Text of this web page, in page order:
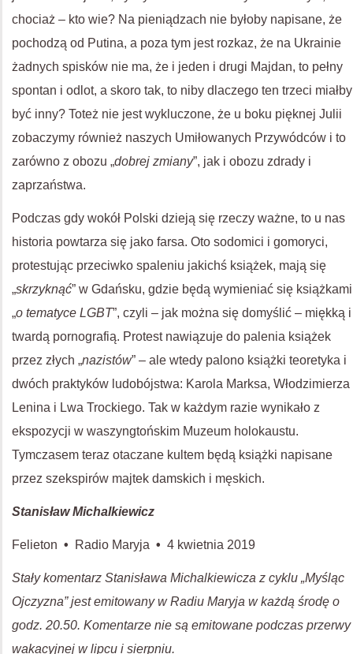
chociaż – kto wie? Na pieniądzach nie byłoby napisane, że
pochodzą od Putina, a poza tym jest rozkaz, że na Ukrainie
żadnych spisków nie ma, że i jeden i drugi Majdan, to pełny
spontan i odlot, a skoro tak, to niby dlaczego ten trzeci miałby
być inny? Toteż nie jest wykluczone, że u boku pięknej Julii
zobaczymy również naszych Umiłowanych Przywódców i to
zarówno z obozu „dobrej zmiany”, jak i obozu zdrady i
zaprzaństwa.
Podczas gdy wokół Polski dzieją się rzeczy ważne, to u nas
historia powtarza się jako farsa. Oto sodomici i gomoryci,
protestując przeciwko spaleniu jakichś książek, mają się
„skrzyknąć” w Gdańsku, gdzie będą wymieniać się książkami
„o tematyce LGBT”, czyli – jak można się domyślić – miękką i
twardą pornografią. Protest nawiązuje do palenia książek
przez złych „nazistów” – ale wtedy palono książki teoretyka i
dwóch praktyków ludobójstwa: Karola Marksa, Włodzimierza
Lenina i Lwa Trockiego. Tak w każdym razie wynikało z
ekspozycji w waszyngtońskim Muzeum holokaustu.
Tymczasem teraz otaczane kultem będą książki napisane
przez szekspirów majtek damskich i męskich.
Stanisław Michalkiewicz
Felieton • Radio Maryja • 4 kwietnia 2019
Stały komentarz Stanisława Michalkiewicza z cyklu „Myśląc
Ojczyzna” jest emitowany w Radiu Maryja w każdą środę o
godz. 20.50. Komentarze nie są emitowane podczas przerwy
wakacyjnej w lipcu i sierpniu.